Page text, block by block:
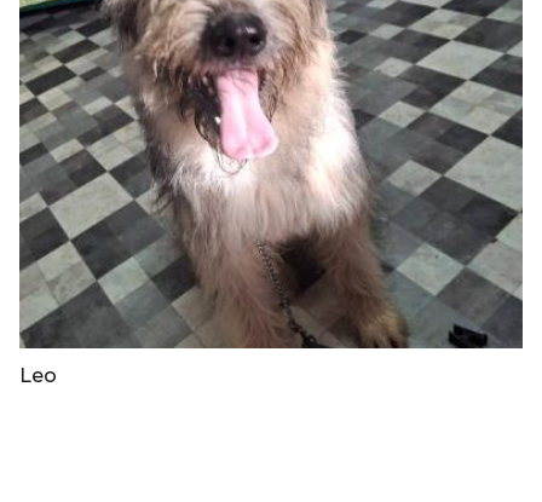
Leo